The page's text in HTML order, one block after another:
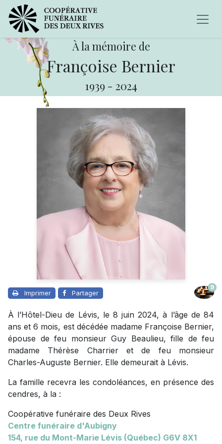
À la mémoire de
Françoise Bernier
1939 - 2024
Imprimer Partager
9
À l’Hôtel-Dieu de Lévis, le 8 juin 2024, à l’âge de 84
ans et 6 mois, est décédée madame Françoise Bernier,
épouse de feu monsieur Guy Beaulieu, fille de feu
madame Thérèse Charrier et de feu monsieur
Charles-Auguste Bernier. Elle demeurait à Lévis.
La famille recevra les condoléances, en présence des
cendres, à la :
Coopérative funéraire des Deux Rives
Centre funéraire d'Aubigny
154, rue du Mont-Marie Lévis (Québec) G6V 8X1